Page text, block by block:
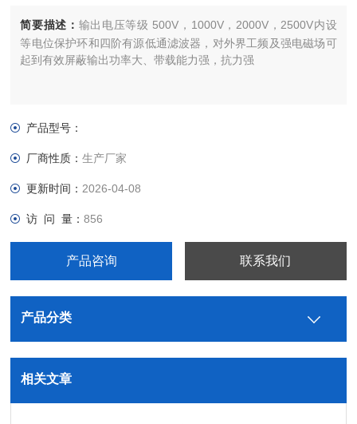
简要描述： 输出电压等级 500V，1000V，2000V，2500V内设
等电位保护环和四阶有源低通滤波器，对外界工频及强电磁场可
起到有效屏蔽输出功率大、带载能力强，抗力强
产品型号：
厂商性质：生产厂家
更新时间： 2026-04-08
访 问 量：856
产品咨询 联系我们
产品分类
相关文章